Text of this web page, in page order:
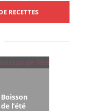
RECETTES
Boisson
de l’été